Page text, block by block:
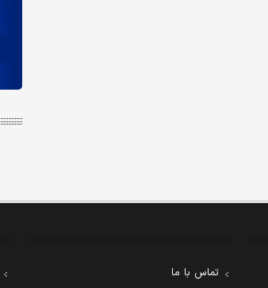
تماس با ما